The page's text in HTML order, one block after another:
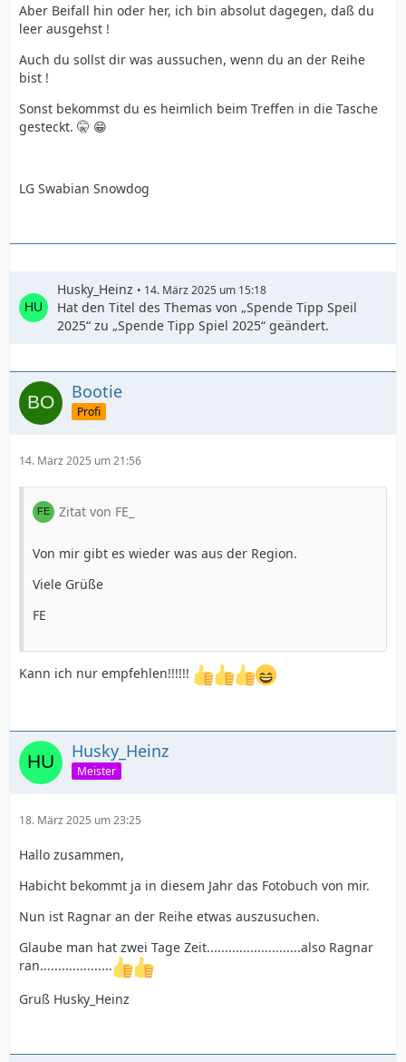
Aber Beifall hin oder her, ich bin absolut dagegen, daß du
leer ausgehst !
Auch du sollst dir was aussuchen, wenn du an der Reihe
bist !
Sonst bekommst du es heimlich beim Treffen in die Tasche
gesteckt. 🤫 😁
LG Swabian Snowdog
Husky_Heinz 14. März 2025 um 15:18
Hat den Titel des Themas von „Spende Tipp Speil
2025“ zu „Spende Tipp Spiel 2025“ geändert.
Bootie
Profi
14. März 2025 um 21:56
Zitat von FE_
Von mir gibt es wieder was aus der Region.
Viele Grüße
FE
Kann ich nur empfehlen!!!!!!
Husky_Heinz
Meister
18. März 2025 um 23:25
Hallo zusammen,
Habicht bekommt ja in diesem Jahr das Fotobuch von mir.
Nun ist Ragnar an der Reihe etwas auszusuchen.
Glaube man hat zwei Tage Zeit..........................also Ragnar
ran....................
Gruß Husky_Heinz